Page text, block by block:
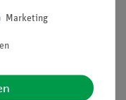
verzahnbare
Kontakte
Schaltplan auf der
Marketing